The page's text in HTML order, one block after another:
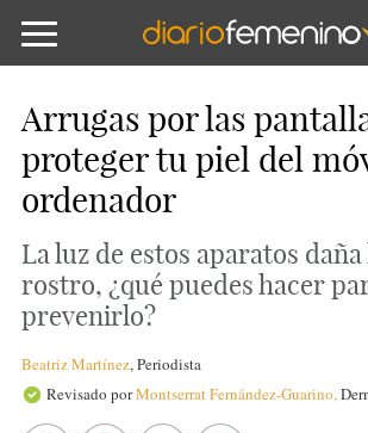
Arrugas por las
proteger tu piel del
ordenador
La luz de estos aparatos
rostro, ¿qué puedes hacer
prevenirlo?
Beatriz Martínez,Periodista
Revisado porMontserrat Fernández-Guarino,